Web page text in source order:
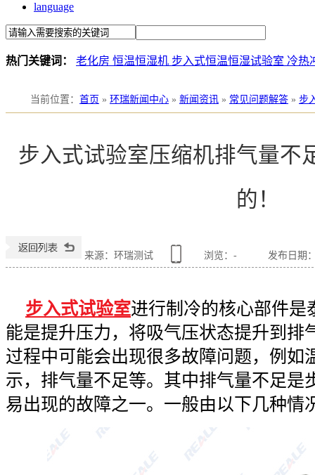
language
热门关键词： 老化房 恒温恒湿机 步入式恒温恒湿试验室 冷热
当前位置 ： 首页 » 环瑞新闻中心 » 新闻资讯 » 常见问题解答 » 步
步入式试验室压缩机排气量不
的！
来源：环瑞测试 浏览： - 发布日期
步入式试验室进行制冷的核心部件是
能是提升压力，将吸气压状态提升到排
过程中可能会出现很多故障问题，例如
示，排气量不足等。其中排气量不足是
易出现的故障之一。一般由以下几种情